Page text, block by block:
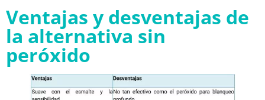
Ventajas y desventajas de
la alternativa sin
peróxido